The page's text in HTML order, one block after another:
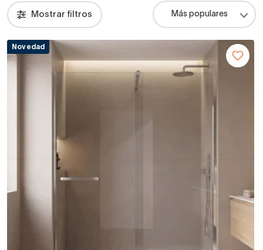
Mostrar filtros
Novedad